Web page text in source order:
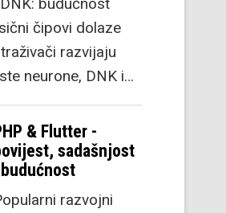
čipovi dolaze
razvijaju
neurone, DNK i…
& Flutter -
sadašnjost
razvojni